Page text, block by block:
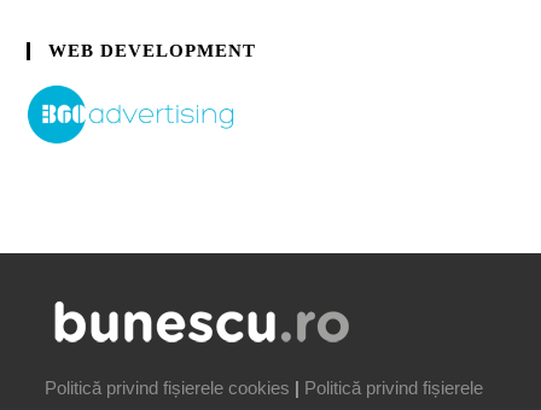
WEB DEVELOPMENT
Politică privind fișierele cookies | Politică privind fișierele